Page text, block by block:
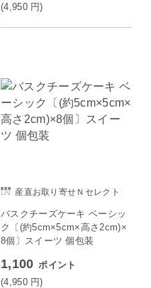
(4,950 円)
産直お取り寄せＮセレクト
バスクチーズケーキ ベーシッ
ク〔(約5cm×5cm×高さ2cm)×
8個〕スイーツ 個包装
1,100 ポイント
(4,950 円)